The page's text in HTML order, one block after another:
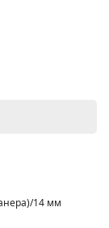
14 мм